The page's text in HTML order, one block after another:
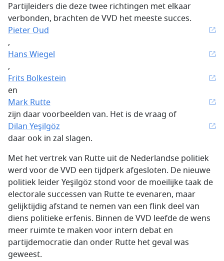
Partijleiders die deze twee richtingen met elkaar
verbonden, brachten de VVD het meeste succes.
Pieter Oud
,
Hans Wiegel
,
Frits Bolkestein
en
Mark Rutte
zijn daar voorbeelden van. Het is de vraag of
Dilan Yeşilgöz
daar ook in zal slagen.
Met het vertrek van Rutte uit de Nederlandse politiek
werd voor de VVD een tijdperk afgesloten. De nieuwe
politiek leider Yeşilgöz stond voor de moeilijke taak de
electorale successen van Rutte te evenaren, maar
gelijktijdig afstand te nemen van een flink deel van
diens politieke erfenis. Binnen de VVD leefde de wens
meer ruimte te maken voor intern debat en
partijdemocratie dan onder Rutte het geval was
geweest.